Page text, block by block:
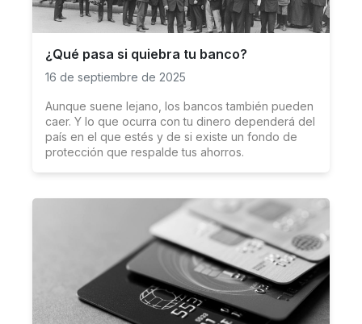
¿Qué pasa si quiebra tu banco?
16 de septiembre de 2025
Aunque suene lejano, los bancos también pueden
caer. Y lo que ocurra con tu dinero dependerá del
país en el que estés y de si existe un fondo de
protección que respalde tus ahorros.